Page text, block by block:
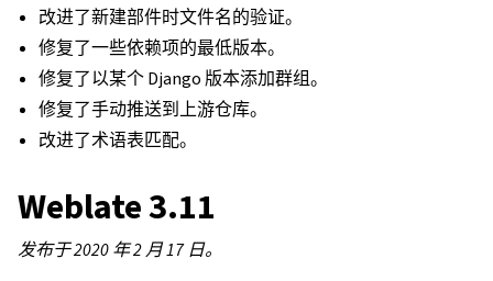
改进了新建部件时文件名的验证。
修复了一些依赖项的最低版本。
修复了以某个 Django 版本添加群组。
修复了手动推送到上游仓库。
改进了术语表匹配。
Weblate 3.11
发布于 2020 年 2 月 17 日。